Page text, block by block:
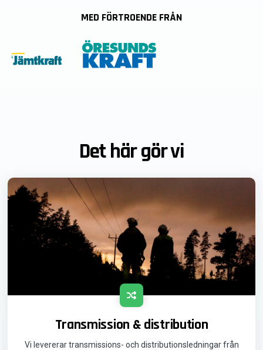
MED FÖRTROENDE FRÅN
Det här gör vi
Transmission & distribution
Vi levererar transmissions- och distributionsledningar från